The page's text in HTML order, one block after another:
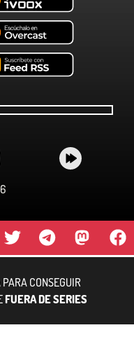
CONSEGUIR
FUERA DE SERIES